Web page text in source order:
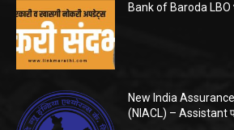
Bank of Baroda LBO
New India
(NIACL) – Assistant